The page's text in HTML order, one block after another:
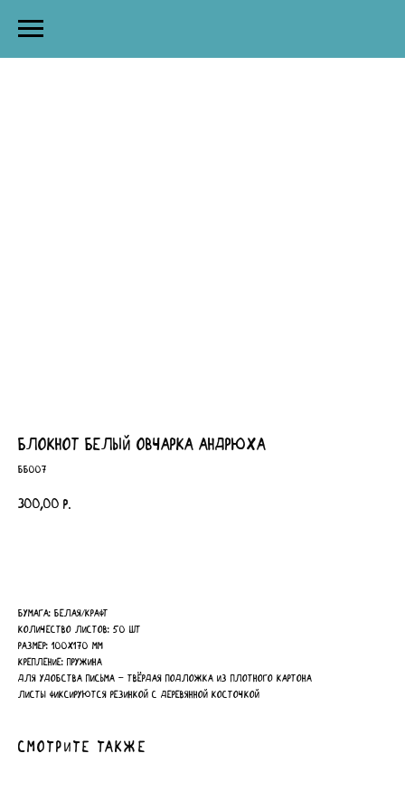
блокнот белый овчарка Андрюха
ББ007
300,00 р.
Бумага: белая/крафт
Количество листов: 50 шт
Размер: 100х170 мм
Крепление: пружина
Для удобства письма - твёрдая подложка из плотного картона
Листы фиксируются резинкой с деревянной косточкой
Смотрите также